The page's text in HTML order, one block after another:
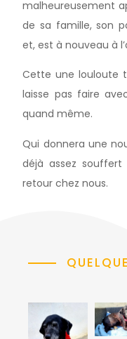
malheureusement
de sa famille, son
et, est à nouveau à
Cette une louloute
laisse pas faire
quand même.
Qui donnera une
déjà assez
retour chez nous.